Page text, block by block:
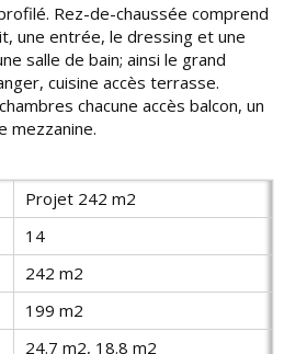
Rez-de-chaussée comprend
une entrée, le dressing et une
salle de bain; ainsi le grand
cuisine accès terrasse.
chacune accès balcon, un
mezzanine.
Projet 242 m2
14
242 m2
199 m2
24.7 m2, 18.8 m2